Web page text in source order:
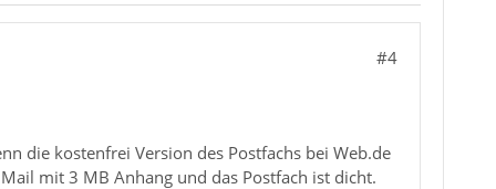
#4
die kostenfrei Version des Postfachs bei Web.de
mit 3 MB Anhang und das Postfach ist dicht.